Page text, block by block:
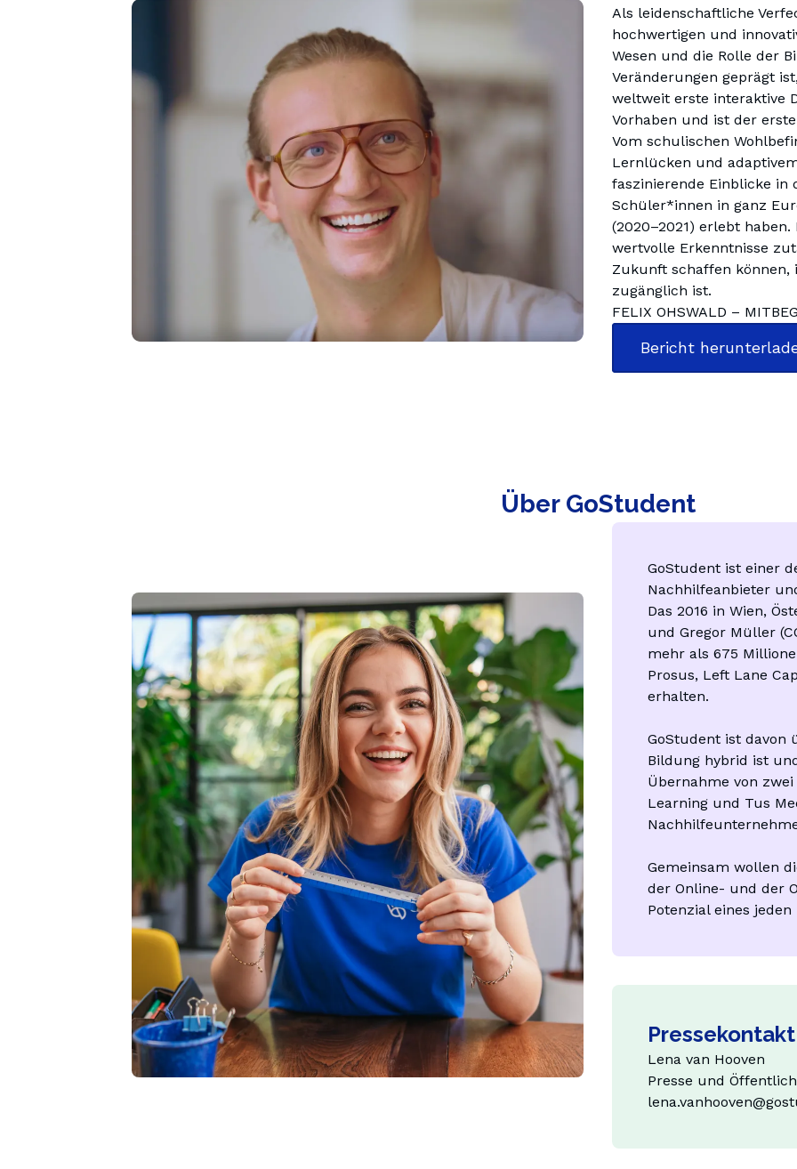
Als leidenschaftliche
hochwertigen und
Wesen und die Rolle der
Veränderungen geprägt
weltweit erste interaktive
Vorhaben und ist der
Vom schulischen
Lernlücken und
faszinierende Einblicke in
Schüler*innen in ganz
(2020–2021) erlebt
wertvolle Erkenntnisse
Zukunft schaffen
zugänglich ist.
FELIX OHSWALD –
Bericht
Über GoStudent
GoStudent ist einer
Nachhilfeanbieter
Das 2016 in Wien,
und Gregor Müller
mehr als 675
Prosus, Left Lane
erhalten.
GoStudent ist davon
Bildung hybrid ist
Übernahme von
Learning und Tus
Gemeinsam wollen
der Online- und der
Potenzial eines
Pressekontakt
Lena van Hooven
Presse und